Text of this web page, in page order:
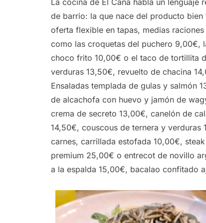
de barrio: la que nace del producto
oferta flexible en tapas, medias
como las croquetas del puchero 9,00€,
choco frito 10,00€ o el taco de tortillita
verduras 13,50€, revuelto de chacina
Ensaladas templada de gulas y salmón
de alcachofa con huevo y jamón de
crema de secreto 13,00€, canelón de
14,50€, couscous de ternera y verduras
carnes, carrillada estofada 10,00€,
premium 25,00€ o entrecot de novillo
a la espalda 15,00€, bacalao confitado